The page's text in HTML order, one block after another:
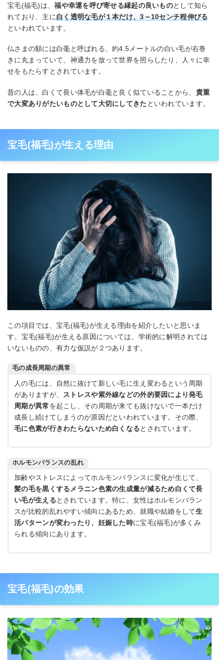
宝毛(福毛)は、福や幸運を呼び寄せる縁起の良いものとして知ら
れており、主に白く透明な毛が１本だけ、3～10センチ程伸びる
といわれています。
仏さまの額には白毫と呼ばれる、約4.5メートルの白い毛が右巻
きに丸まっていて、神通力を放って世界を照らしたり、人々に幸
せをもたらすとされています。
昔の人は、白くて長い体毛が白毫と良く似ていることから、 貴重
で大変ありがたいものとして大切にしてきた といわれています。
宝毛(福毛)が生える理由
この項目では、宝毛(福毛)が生える理由を紹介したいと思いま
す。宝毛(福毛)が生える原因については、学術的に解明されては
いないものの、有力な仮説が２つあります。
毛の成長周期の異常
人の毛には、自然に抜けて新しい毛に生え変わるという周期
がありますが、
ストレスや紫外線などの外的要因により発毛
周期が異常を起こし、その周期が来ても抜けないで一本だけ
成長し続けてしまうのが原因だといわれています。その際、
毛に色素が行きわたらないため白くなるとされています。
ホルモンバランスの乱れ
加齢やストレスによってホルモンバランスに変化が生じて、
髪の毛を黒くするメラニン色素の生成量が減るため白くて長
い毛が生えるとされています。特に、女性はホルモンバラン
スが比較的乱れやすい傾向にあるため、就職や結婚をして生
活パターンが変わったり、妊娠した時に宝毛(福毛)が多くみ
られる傾向にあります。
宝毛(福毛)の効果